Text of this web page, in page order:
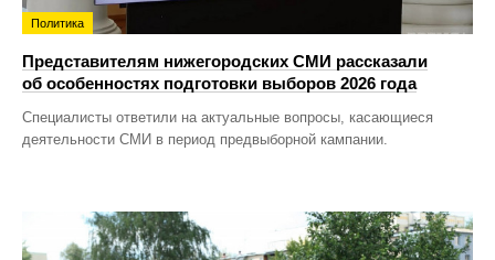
Политика
Представителям нижегородских СМИ рассказали
об особенностях подготовки выборов 2026 года
Специалисты ответили на актуальные вопросы, касающиеся
деятельности СМИ в период предвыборной кампании.